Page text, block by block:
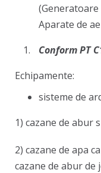
Aparate de
Conform PT
Echipamente:
sisteme de
1) cazane de abur
2) cazane de apa
cazane de abur de